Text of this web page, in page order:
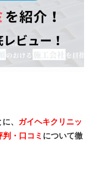
、
ガイヘキクリニッ
・口コミ について徹